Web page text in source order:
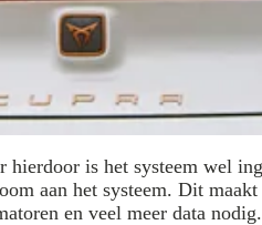
is het systeem wel
aan het systeem. Dit
en veel meer data nodig.